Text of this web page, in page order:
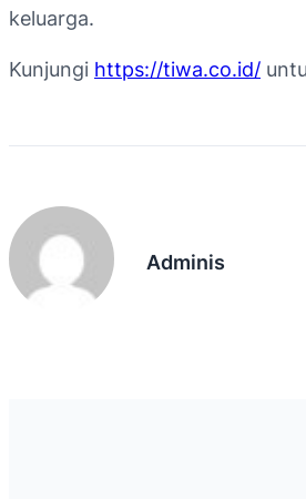
keluarga.
Kunjungi https://tiwa.co.id/
Adminis